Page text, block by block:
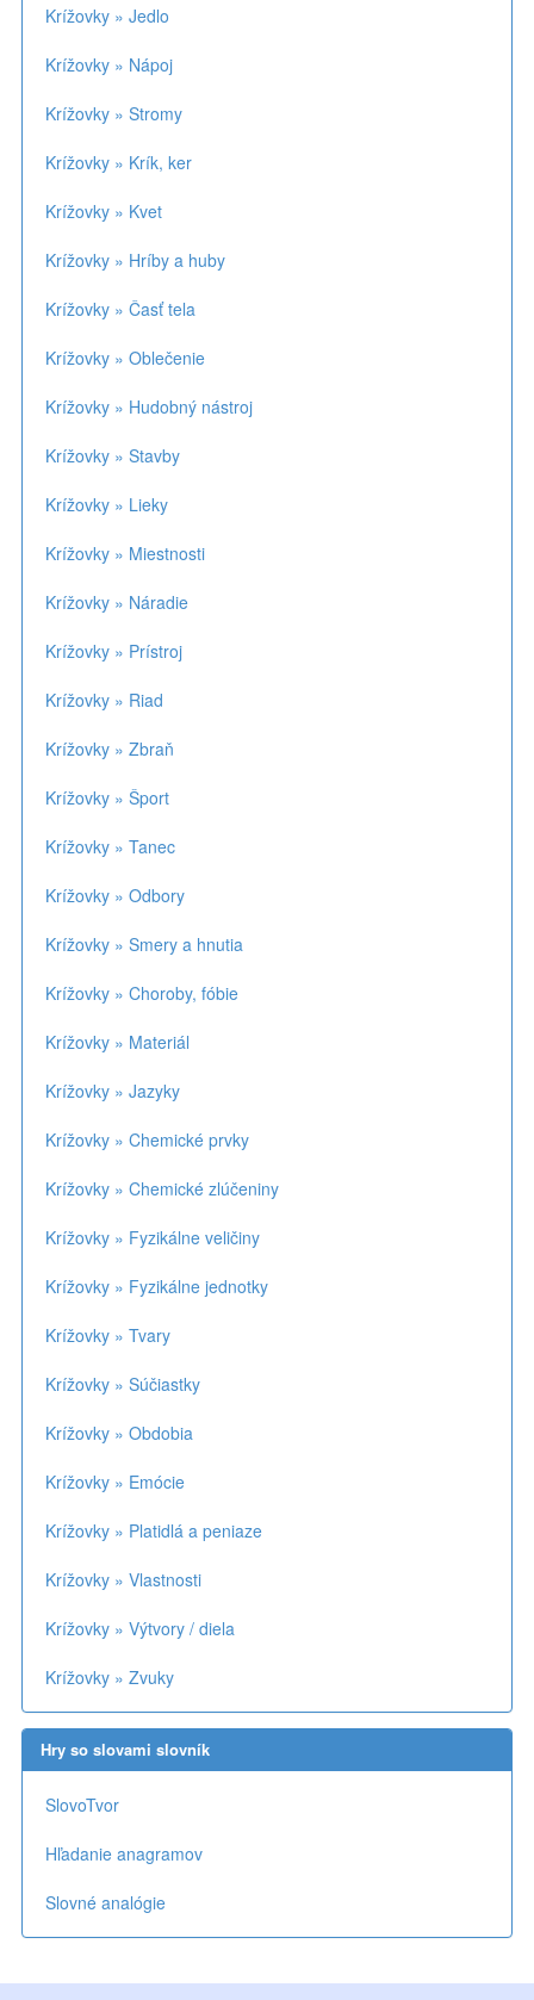
Krížovky » Jedlo
Krížovky » Nápoj
Krížovky » Stromy
Krížovky » Krík, ker
Krížovky » Kvet
Krížovky » Hríby a huby
Krížovky » Časť tela
Krížovky » Oblečenie
Krížovky » Hudobný nástroj
Krížovky » Stavby
Krížovky » Lieky
Krížovky » Miestnosti
Krížovky » Náradie
Krížovky » Prístroj
Krížovky » Riad
Krížovky » Zbraň
Krížovky » Šport
Krížovky » Tanec
Krížovky » Odbory
Krížovky » Smery a hnutia
Krížovky » Choroby, fóbie
Krížovky » Materiál
Krížovky » Jazyky
Krížovky » Chemické prvky
Krížovky » Chemické zlúčeniny
Krížovky » Fyzikálne veličiny
Krížovky » Fyzikálne jednotky
Krížovky » Tvary
Krížovky » Súčiastky
Krížovky » Obdobia
Krížovky » Emócie
Krížovky » Platidlá a peniaze
Krížovky » Vlastnosti
Krížovky » Výtvory / diela
Krížovky » Zvuky
Hry so slovami slovník
SlovoTvor
Hľadanie anagramov
Slovné analógie